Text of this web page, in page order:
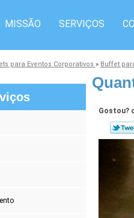
MISSÃO SERVIÇOS
para Eventos Corporativos » Buffet
Gostou?